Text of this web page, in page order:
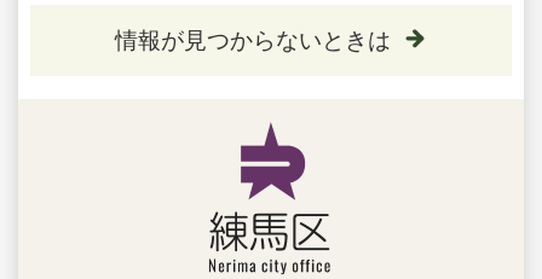
情報が見つからないときは